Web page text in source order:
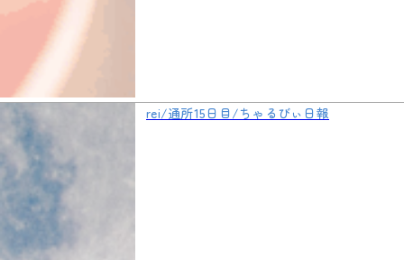
rei/通所15日目/ちゃるびぃ日報